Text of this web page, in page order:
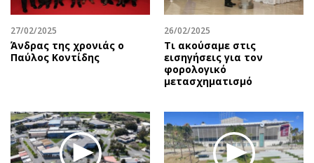
27/02/2025
Άνδρας της χρονιάς ο
Παύλος Κοντίδης
26/02/2025
Τι ακούσαμε στις
εισηγήσεις για τον
φορολογικό
μετασχηματισμό